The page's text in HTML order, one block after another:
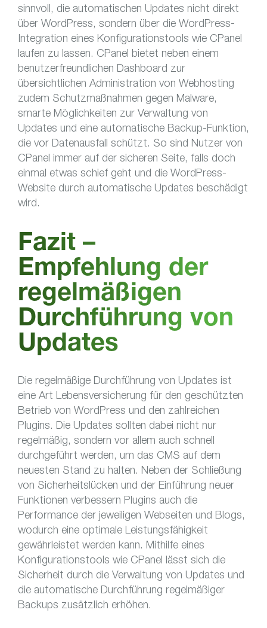
sinnvoll, die automatischen Updates nicht direkt
über WordPress, sondern über die WordPress-
Integration eines Konfigurationstools wie CPanel
laufen zu lassen. CPanel bietet neben einem
benutzerfreundlichen Dashboard zur
übersichtlichen Administration von Webhosting
zudem Schutzmaßnahmen gegen Malware,
smarte Möglichkeiten zur Verwaltung von
Updates und eine automatische Backup-Funktion,
die vor Datenausfall schützt. So sind Nutzer von
CPanel immer auf der sicheren Seite, falls doch
einmal etwas schief geht und die WordPress-
Website durch automatische Updates beschädigt
wird.
Fazit –
Empfehlung der
regelmäßigen
Durchführung von
Updates
Die regelmäßige Durchführung von Updates ist
eine Art Lebensversicherung für den geschützten
Betrieb von WordPress und den zahlreichen
Plugins. Die Updates sollten dabei nicht nur
regelmäßig, sondern vor allem auch schnell
durchgeführt werden, um das CMS auf dem
neuesten Stand zu halten. Neben der Schließung
von Sicherheitslücken und der Einführung neuer
Funktionen verbessern Plugins auch die
Performance der jeweiligen Webseiten und Blogs,
wodurch eine optimale Leistungsfähigkeit
gewährleistet werden kann. Mithilfe eines
Konfigurationstools wie CPanel lässt sich die
Sicherheit durch die Verwaltung von Updates und
die automatische Durchführung regelmäßiger
Backups zusätzlich erhöhen.